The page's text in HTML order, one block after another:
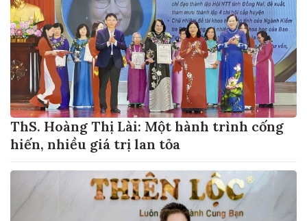
ThS. Hoàng Thị Lài: Một hành trình cống
hiến, nhiều giá trị lan tỏa